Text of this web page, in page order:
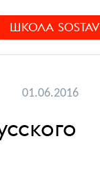
ШКОЛА SOSTAV
01.06.2016